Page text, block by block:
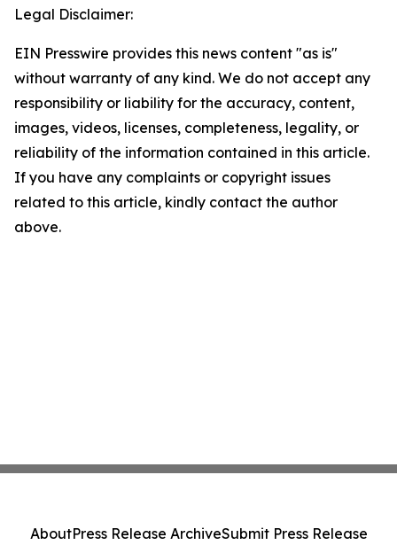
Legal Disclaimer:
EIN Presswire provides this news content "as is"
without warranty of any kind. We do not accept any
responsibility or liability for the accuracy, content,
images, videos, licenses, completeness, legality, or
reliability of the information contained in this article.
If you have any complaints or copyright issues
related to this article, kindly contact the author
above.
AboutPress Release ArchiveSubmit Press Release